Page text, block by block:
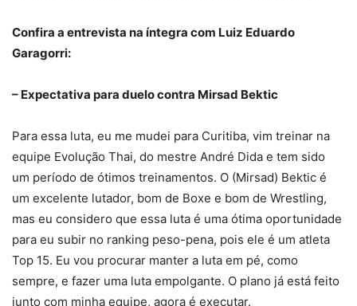
Confira a entrevista na íntegra com Luiz Eduardo
Garagorri:
– Expectativa para duelo contra Mirsad Bektic
Para essa luta, eu me mudei para Curitiba, vim treinar na
equipe Evolução Thai, do mestre André Dida e tem sido
um período de ótimos treinamentos. O (Mirsad) Bektic é
um excelente lutador, bom de Boxe e bom de Wrestling,
mas eu considero que essa luta é uma ótima oportunidade
para eu subir no ranking peso-pena, pois ele é um atleta
Top 15. Eu vou procurar manter a luta em pé, como
sempre, e fazer uma luta empolgante. O plano já está feito
junto com minha equipe, agora é executar.